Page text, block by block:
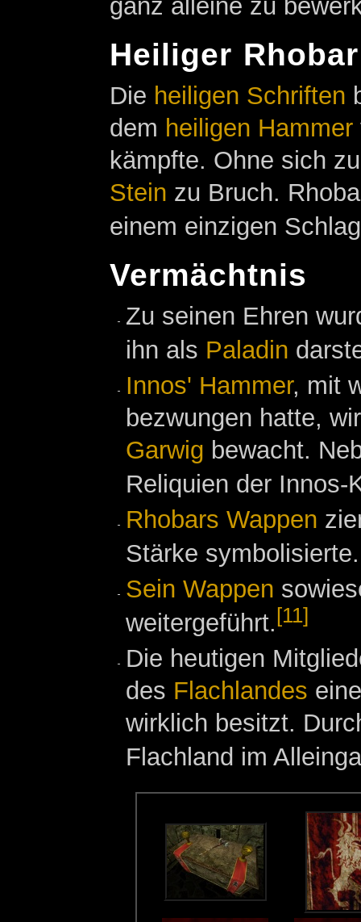
ganz alleine zu
Heiliger Rhobar
Die heiligen Schriften
dem heiligen Hammer
kämpfte. Ohne sich
Stein zu Bruch.
einem einzigen
Vermächtnis
Zu seinen Ehren
ihn als Paladin
Innos' Hammer, mit
bezwungen hatte,
Garwig bewacht.
Reliquien der
Rhobars Wappen
Stärke
Sein Wappen
weitergeführt. [11]
Die heutigen
des Flachlandes
wirklich besitzt.
Flachland im